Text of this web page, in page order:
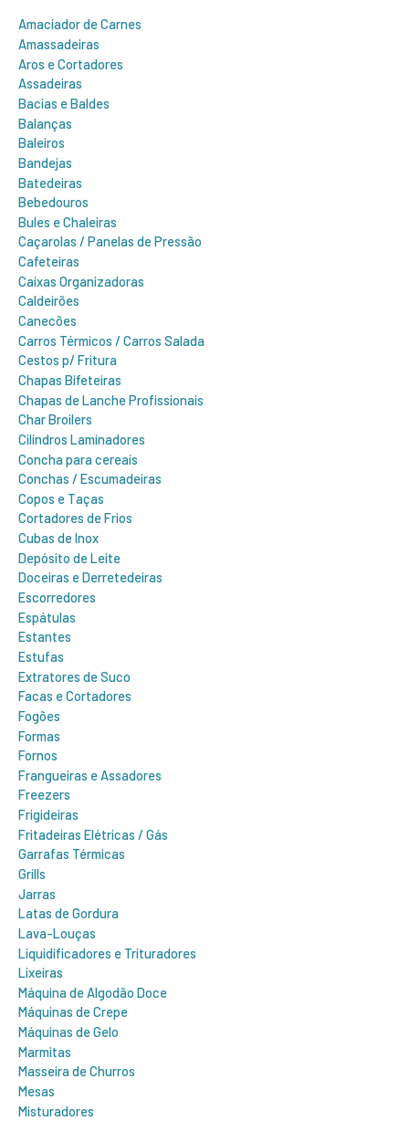
:Amaciador de Carnes
Amassadeiras
Aros e Cortadores
Assadeiras
Bacias e Baldes
Balanças
Baleiros
Bandejas
Batedeiras
Bebedouros
Bules e Chaleiras
Caçarolas / Panelas de Pressão
Cafeteiras
Caixas Organizadoras
Caldeirões
Canecões
Carros Térmicos / Carros Salada
Cestos p/ Fritura
Chapas Bifeteiras
Chapas de Lanche Profissionais
Char Broilers
Cilindros Laminadores
Concha para cereais
Conchas / Escumadeiras
Copos e Taças
Cortadores de Frios
Cubas de Inox
Depósito de Leite
Doceiras e Derretedeiras
Escorredores
Espátulas
Estantes
Estufas
Extratores de Suco
Facas e Cortadores
Fogões
Formas
Fornos
Frangueiras e Assadores
Freezers
Frigideiras
Fritadeiras Elétricas / Gás
Garrafas Térmicas
Grills
Jarras
Latas de Gordura
Lava-Louças
Liquidificadores e Trituradores
Lixeiras
Máquina de Algodão Doce
Máquinas de Crepe
Máquinas de Gelo
Marmitas
Masseira de Churros
Mesas
Misturadores